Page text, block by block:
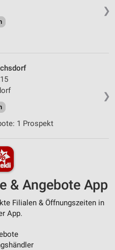
❯
❯
1 Prospekt
& Angebote App
Filialen & Öffnungszeiten in
App.